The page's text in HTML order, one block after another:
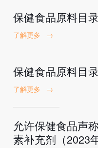
保健食品原料目
了解更多 →
保健食品原料目
了解更多 →
允许保健食品声
素补充剂（2023